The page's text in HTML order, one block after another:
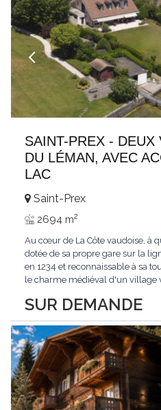
SAINT-PREX - DEUX
DU LÉMAN, AVEC
LAC
SUR DEMANDE
Saint-Prex
2694 m2
Au cœur de La Côte vaudoise, à
dotée de sa propre gare sur la
en 1234 et reconnaissable à sa
le charme médiéval d'un village
immédiate des villes. Dans cet
propriété...